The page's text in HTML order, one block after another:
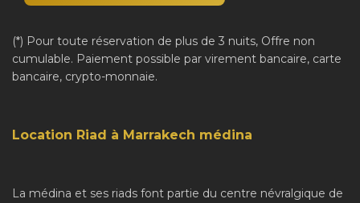
(*) Pour toute réservation de plus de 3 nuits, Offre non
cumulable. Paiement possible par virement bancaire, carte
bancaire, crypto-monnaie.
Location Riad à Marrakech médina
La médina et ses riads font partie du centre névralgique de